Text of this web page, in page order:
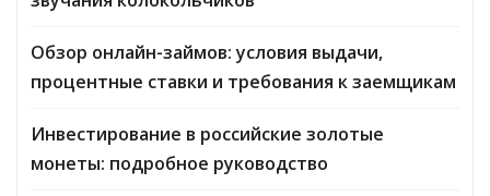
Обзор онлайн-займов: условия выдачи,
процентные ставки и требования к заемщикам
Инвестирование в российские золотые
монеты: подробное руководство